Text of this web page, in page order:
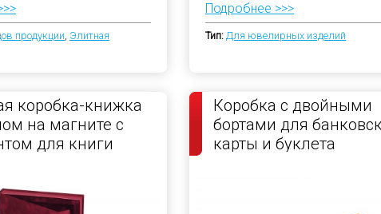
продукции, Элитная
Подробнее >>>
Тип: Для ювелирных изделий
коробка-книжка
на магните с
для книги
Коробка с двойными
бортами для
карты и буклета